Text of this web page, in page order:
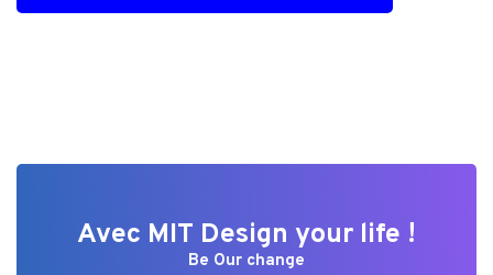
Avec MIT Design your life !
Be Our change